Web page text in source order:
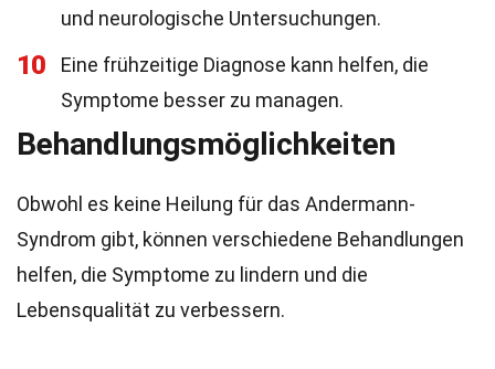
und neurologische Untersuchungen.
10
Eine frühzeitige Diagnose kann helfen, die
Symptome besser zu managen.
Behandlungsmöglichkeiten
Obwohl es keine Heilung für das Andermann-
Syndrom gibt, können verschiedene Behandlungen
helfen, die Symptome zu lindern und die
Lebensqualität zu verbessern.